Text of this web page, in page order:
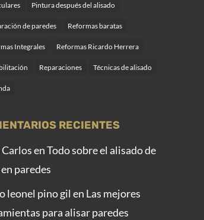
Pintura después del alisado
de paredes Reformas baratas
Integrales Reformas Ricardo Herrera
Reparaciones Técnicas de alisado
RECIENTES
CarlosenTodo sobre el alisado de
paredes
leonel pino gil en Las mejores
para alisar paredes